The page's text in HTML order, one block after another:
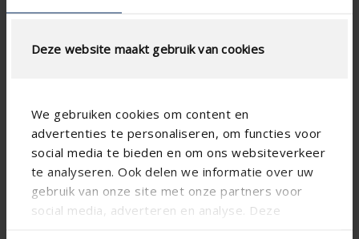
Deze website maakt gebruik van cookies
We gebruiken cookies om content en
advertenties te personaliseren, om functies voor
social media te bieden en om ons websiteverkeer
te analyseren. Ook delen we informatie over uw
gebruik van onze site met onze partners voor
social media, adverteren en analyse. Deze